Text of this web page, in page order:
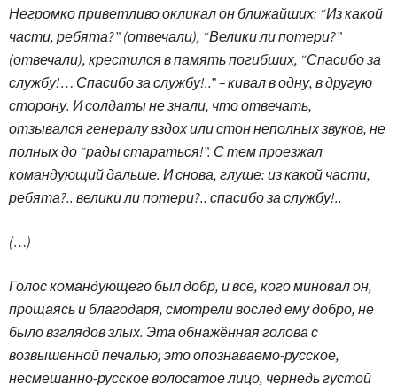
Негромко приветливо окликал он ближайших: “Из какой
части, ребята?” (отвечали), “Велики ли потери?”
(отвечали), крестился в память погибших, “Спасибо за
службу!… Спасибо за службу!..” – кивал в одну, в другую
сторону. И солдаты не знали, что отвечать,
отзывался генералу вздох или стон неполных звуков, не
полных до “рады стараться!”. С тем проезжал
командующий дальше. И снова, глуше: из какой части,
ребята?.. велики ли потери?.. спасибо за службу!..
(…)
Голос командующего был добр, и все, кого миновал он,
прощаясь и благодаря, смотрели вослед ему добро, не
было взглядов злых. Эта обнажённая голова с
возвышенной печалью; это опознаваемо-русское,
несмешанно-русское волосатое лицо, чернедь густой